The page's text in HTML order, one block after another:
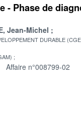
- Phase de
Jean-Michel
DURABLE
Affaire n°008799-02